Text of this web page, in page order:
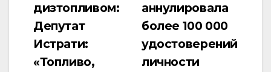
по
записям
аннулировала
более 100 000
удостоверений
личности
дизтопливом:
Депутат
Истрати:
«Топливо,